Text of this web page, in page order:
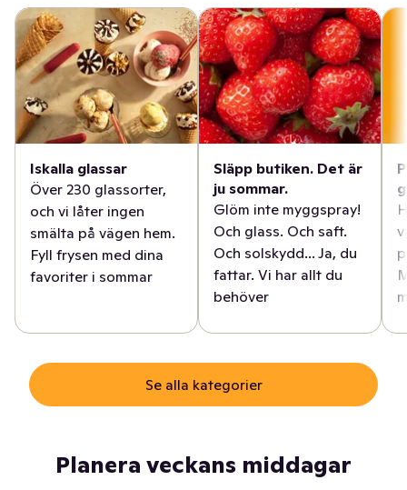
Iskalla glassar
Över 230 glassorter,
och vi låter ingen
smälta på vägen hem.
Fyll frysen med dina
favoriter i sommar
Släpp butiken. Det är
ju sommar.
Glöm inte myggspray!
Och glass. Och saft.
Och solskydd... Ja, du
fattar. Vi har allt du
behöver
Se alla kategorier
Planera veckans middagar